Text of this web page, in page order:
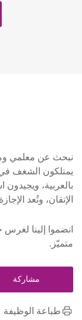
نبحث عن معلمي
يمتلكون الشغف في
بالعربية، ويجيدون
الإتقان، وتُعد
انضموا إلينا
متميّز.
مشاركة
طباعة الوظيفة